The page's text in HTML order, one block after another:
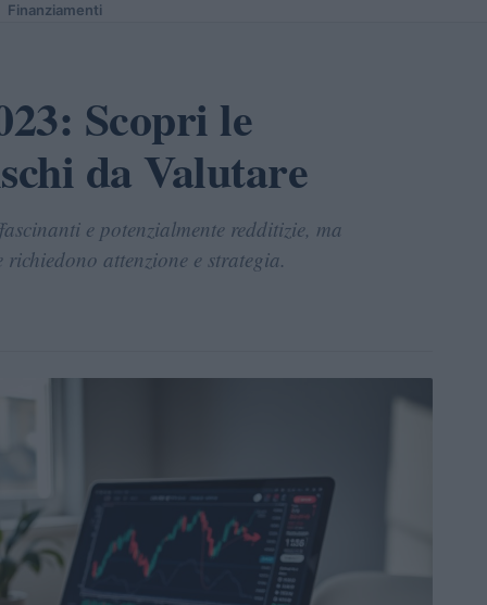
Finanziamenti
Scopri le
da Valutare
e potenzialmente redditizie, ma
attenzione e strategia.